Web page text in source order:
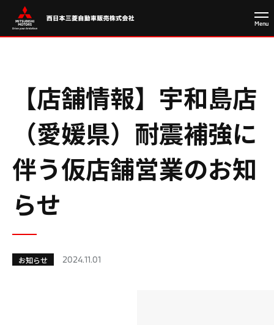
【店舗情報】宇和島店
（愛媛県）耐震補強に
伴う仮店舗営業のお知
らせ
お知らせ 2024.11.01